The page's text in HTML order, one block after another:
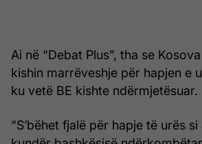
Ai në “Debat Plus”, tha se
kishin marrëveshje për hapjen e
ku vetë BE kishte ndërmjetësuar.
“S’bëhet fjalë për hapje të urës